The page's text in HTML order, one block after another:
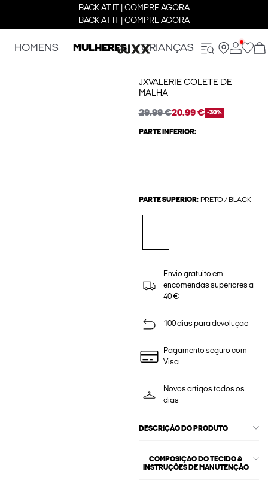
BACK AT IT | COMPRE AGORA
BACK AT IT | COMPRE AGORA
HOMENS MULHERES CRIANÇAS
JXVALERIE COLETE DE
MALHA
29.99 €20.99 € -30%
PARTE INFERIOR:
PARTE SUPERIOR: PRETO / BLACK
Envio gratuito em
encomendas superiores a
40 €
100 dias para devolução
Pagamento seguro com
Visa
Novos artigos todos os
dias
DESCRIÇÃO DO PRODUTO
COMPOSIÇÃO DO TECIDO &
INSTRUÇÕES DE MANUTENÇÃO